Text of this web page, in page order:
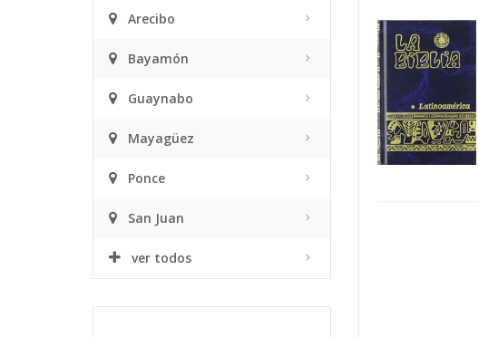
Arecibo
Bayamón
Guaynabo
Mayagüez
Ponce
San Juan
ver todos